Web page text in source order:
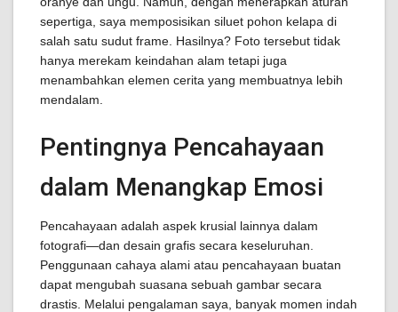
sepertiga, saya memposisikan siluet pohon kelapa di
salah satu sudut frame. Hasilnya? Foto tersebut tidak
hanya merekam keindahan alam tetapi juga
menambahkan elemen cerita yang membuatnya lebih
mendalam.
Pentingnya Pencahayaan
dalam Menangkap Emosi
Pencahayaan adalah aspek krusial lainnya dalam
fotografi—dan desain grafis secara keseluruhan.
Penggunaan cahaya alami atau pencahayaan buatan
dapat mengubah suasana sebuah gambar secara
drastis. Melalui pengalaman saya, banyak momen indah